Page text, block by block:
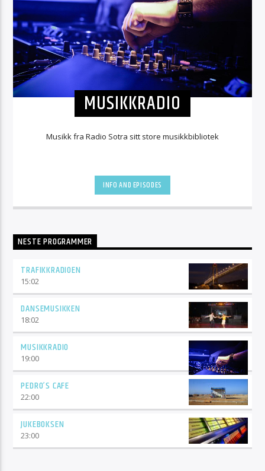
MUSIKKRADIO
Musikk fra Radio Sotra sitt store musikkbibliotek
INFO AND EPISODES
NESTE PROGRAMMER
TRAFIKKRADIOEN
15:02
DANSEMUSIKKEN
18:02
MUSIKKRADIO
19:00
PEDRO’S CAFE
22:00
JUKEBOKSEN
23:00